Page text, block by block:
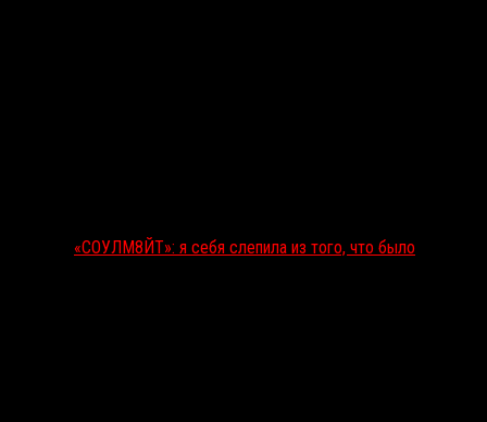
«СОУЛМ8ЙТ»: я себя слепила из того, что было